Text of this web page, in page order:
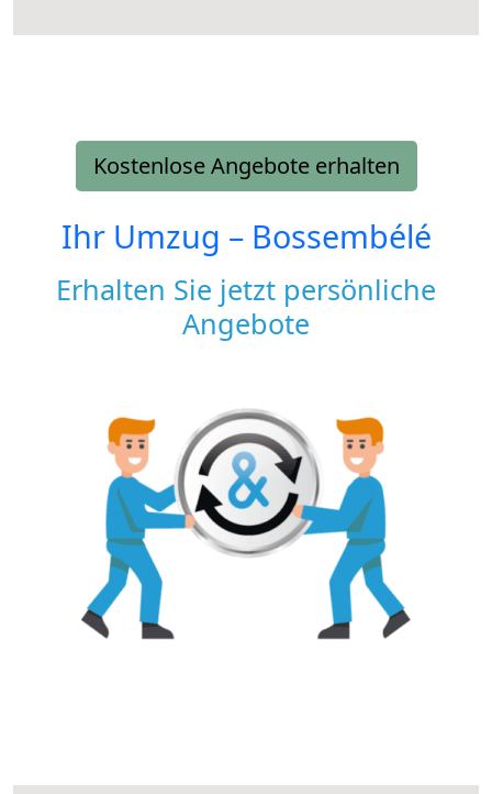
Kostenlose Angebote erhalten
Ihr Umzug – Bossembélé
Erhalten Sie jetzt persönliche
Angebote